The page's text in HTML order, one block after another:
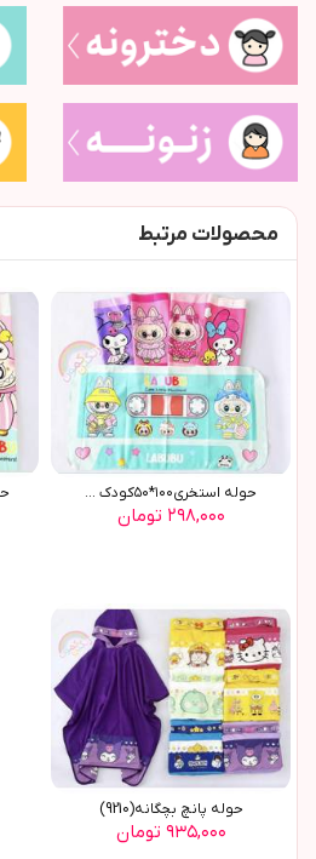
محصولات مرتبط
حوله استخری١٠٠*٥٠کودک ...
۲۹۸,۰۰۰ تومان
حوله پانچ بچگانه(9210)
۹۳۵,۰۰۰ تومان